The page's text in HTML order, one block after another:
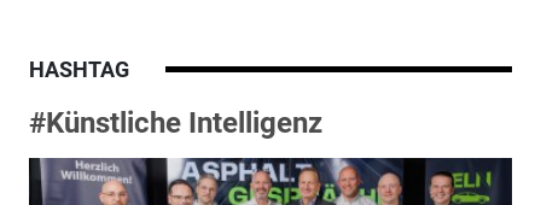
HASHTAG
#Künstliche Intelligenz